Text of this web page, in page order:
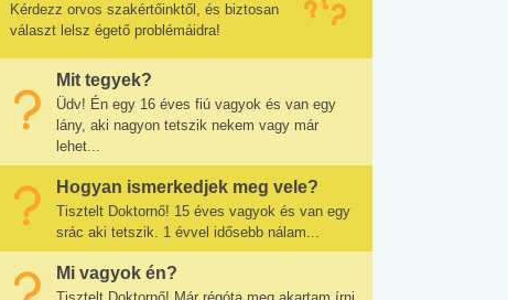
Kérdezz orvos szakértőinktől, és biztosan
választ lelsz égető problémáidra!
Mit tegyek?
Üdv! Én egy 16 éves fiú vagyok és van egy
lány, aki nagyon tetszik nekem vagy már
lehet...
Hogyan ismerkedjek meg vele?
Tisztelt Doktornő! 15 éves vagyok és van egy
srác aki tetszik. 1 évvel idősebb nálam...
Mi vagyok én?